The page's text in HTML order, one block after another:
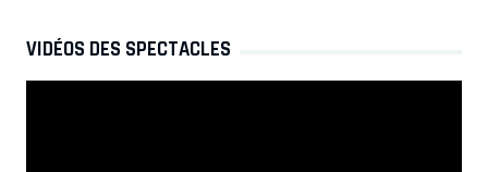
VIDÉOS DES SPECTACLES